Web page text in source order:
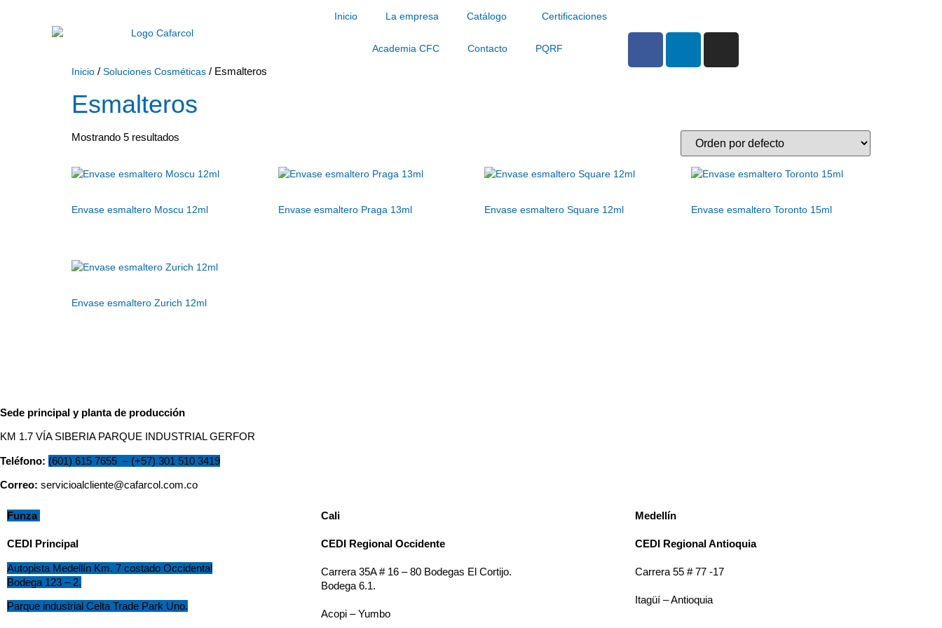
Inicio La empresa Catálogo Certificaciones
Academia CFC Contacto PQRF
Inicio / Soluciones Cosméticas / Esmalteros
Esmalteros
Mostrando 5 resultados
Envase esmaltero Moscu 12ml Envase esmaltero Praga 13ml Envase esmaltero Square 12ml Envase esmaltero Toronto 15ml
Envase esmaltero Zurich 12ml
Sede principal y planta de producción
KM 1.7 VÍA SIBERIA PARQUE INDUSTRIAL GERFOR
Teléfono: (601) 615 7655 – (+57) 301 510 3419
Correo: servicioalcliente@cafarcol.com.co
Funza
CEDI Principal
Autopista Medellín Km. 7 costado Occidental
Bodega 123 – 2.
Parque industrial Celta Trade Park Uno.
Cali
CEDI Regional Occidente
Carrera 35A # 16 – 80 Bodegas El Cortijo.
Bodega 6.1.
Acopi – Yumbo
Medellín
CEDI Regional Antioquia
Carrera 55 # 77 -17
Itagüí – Antioquia